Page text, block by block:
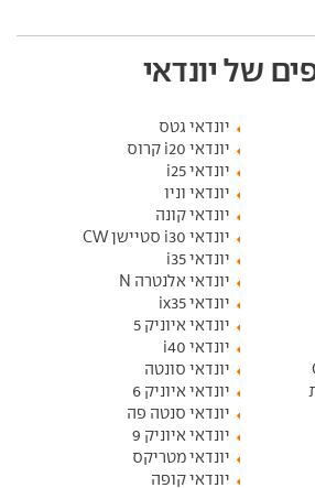
של יונדאי
יונדאי גטס
יונדאי i20 קרוס
יונדאי i25
יונדאי וניו
יונדאי קונה
יונדאי i30 סטיישן CW
יונדאי i35
יונדאי אלנטרה N
יונדאי ix35
יונדאי איוניק 5
יונדאי i40
יונדאי סונטה
יונדאי איוניק 6
יונדאי סנטה פה
יונדאי איוניק 9
יונדאי מטריקס
יונדאי קופה